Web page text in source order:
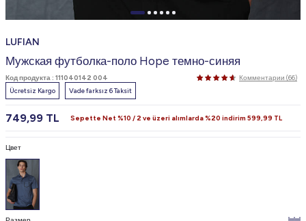
LUFIAN
Мужская футболка-поло Hope темно-синяя
Код продукта : 111040142 004
Комментарии (66)
Ücretsiz Kargo
Vade farksız 6 Taksit
749,99 TL Sepette Net %10 / 2 ve üzeri alımlarda %20 indirim 599,99 TL
Цвет